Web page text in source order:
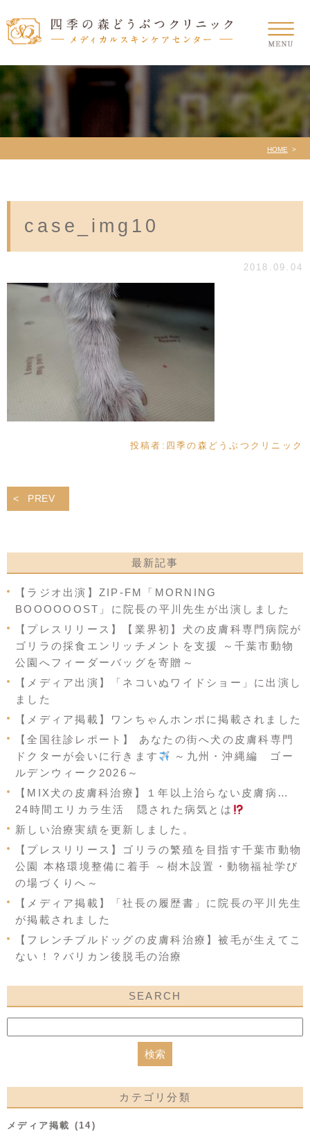
HOME
case_img10
2018.09.04
投稿者: 四季の森どうぶつクリニック
PREV
最新記事
【ラジオ出演】ZIP-FM「MORNING
BOOOOOOST」に院長の平川先生が出演しました
【プレスリリース】【業界初】犬の皮膚科専門病院が
ゴリラの採食エンリッチメントを支援 ～千葉市動物
公園へフィーダーバッグを寄贈～
【メディア出演】「ネコいぬワイドショー」に出演し
ました
【メディア掲載】ワンちゃんホンポに掲載されました
【全国往診レポート】 あなたの街へ犬の皮膚科専門
ドクターが会いに行きます
～九州・沖縄編 ゴー
ルデンウィーク2026～
【MIX犬の皮膚科治療】１年以上治らない皮膚病…
24時間エリカラ生活 隠された病気とは
新しい治療実績を更新しました。
【プレスリリース】ゴリラの繁殖を目指す千葉市動物
公園 本格環境整備に着手 ～樹木設置・動物福祉学び
の場づくりへ～
【メディア掲載】「社長の履歴書」に院長の平川先生
が掲載されました
【フレンチブルドッグの皮膚科治療】被毛が生えてこ
ない！？バリカン後脱毛の治療
SEARCH
カテゴリ分類
メディア掲載 (14)